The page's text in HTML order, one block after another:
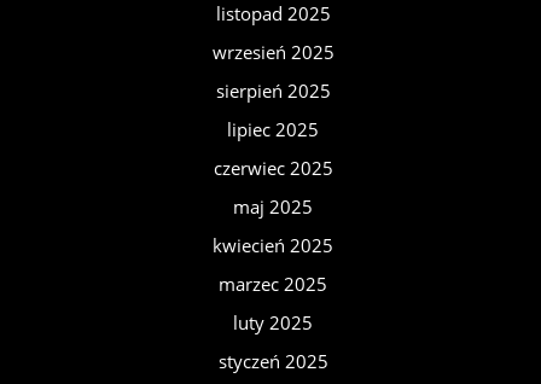
listopad 2025
wrzesień 2025
sierpień 2025
lipiec 2025
czerwiec 2025
maj 2025
kwiecień 2025
marzec 2025
luty 2025
styczeń 2025